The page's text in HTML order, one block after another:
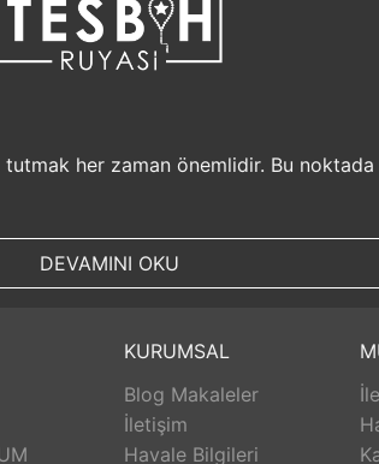
her zaman önemlidir. Bu
bilgilerin güvende olduğunu bilerek,
size hızlı bir şekilde ulaştırılır. Bu
ve değişim imkanı
alışveriş deneyiminizde herhangi bir
arkasında durur ve satış sonrası
size yardımcı olacaktır. Bu sayede
sunar. Siz de bu avantajlardan
DEVAMINI OKU
KURUMSAL
Blog Makaleler
İletişim
Havale Bilgileri